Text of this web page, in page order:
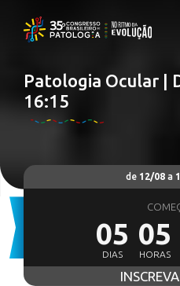
Patologia Ocular |
16:15
de 12/08a
05
DIAS
05
HORAS